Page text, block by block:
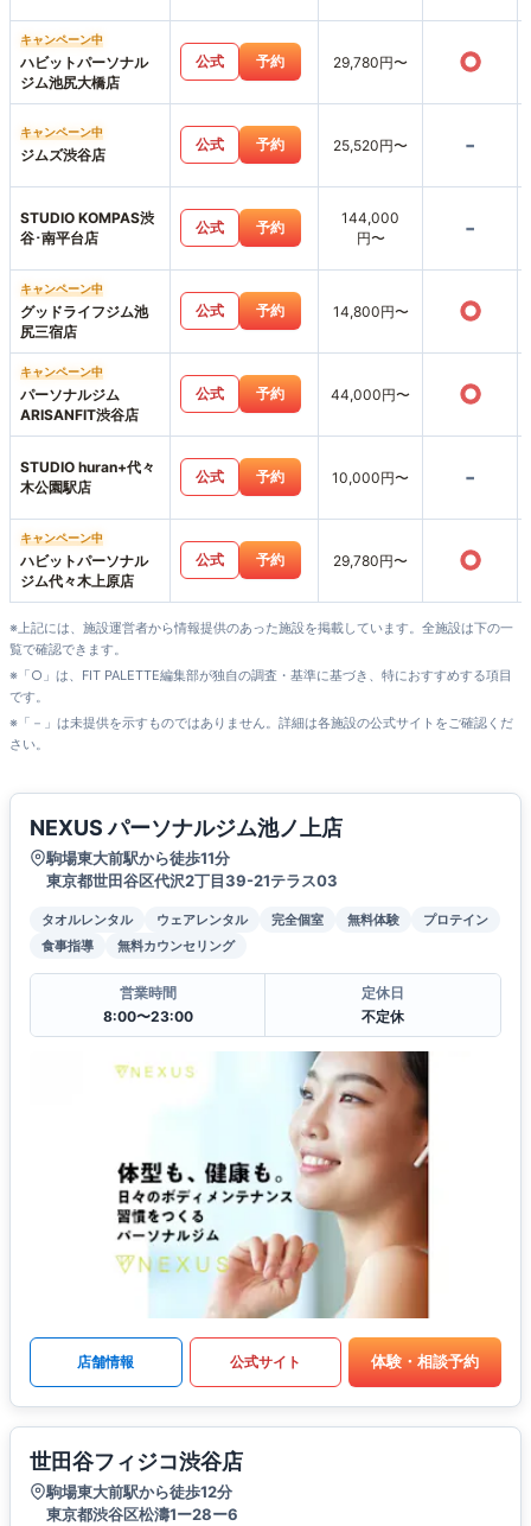
キャンペーン中
ハビットパーソナル
ジム池尻大橋店
公式 予約 29,780円〜 ○
キャンペーン中
ジムズ渋谷店
公式 予約 25,520円〜 -
STUDIO KOMPAS渋
谷･南平台店
公式 予約
144,000
円〜
-
キャンペーン中
グッドライフジム池
尻三宿店
公式 予約 14,800円〜 ○
キャンペーン中
パーソナルジム
ARISANFIT渋谷店
公式 予約 44,000円〜 ○
STUDIO huran+代々
木公園駅店
公式 予約 10,000円〜 -
キャンペーン中
ハビットパーソナル
ジム代々木上原店
公式 予約 29,780円〜 ○
※上記には、施設運営者から情報提供のあった施設を掲載しています。全施設は下の一
覧で確認できます。
※「○」は、FIT PALETTE編集部が独自の調査・基準に基づき、特におすすめする項目
です。
※「－」は未提供を示すものではありません。詳細は各施設の公式サイトをご確認くだ
さい。
NEXUS パーソナルジム池ノ上店
駒場東大前駅から徒歩11分
東京都世田谷区代沢2丁目39-21テラス03
タオルレンタル ウェアレンタル 完全個室 無料体験
プロテイン
食事指導
無料カウンセリング
営業時間
8:00〜23:00
定休日
不定休
店舗情報 公式サイト 体験・相談予約
世田谷フィジコ渋谷店
駒場東大前駅から徒歩12分
東京都渋谷区松濤1ー28ー6